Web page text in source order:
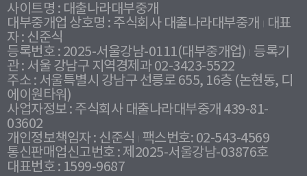
사이트명 : 대출나라대부중개
대부중개업 상호명 : 주식회사 대출나라대부중개
대표
자 : 신준식
등록번호 : 2025-서울강남-0111(대부중개업) 등록기
관 : 서울 강남구 지역경제과 02-3423-5522
주소 : 서울특별시 강남구 선릉로 655, 16층 (논현동, 디
에이원타워)
사업자정보 : 주식회사 대출나라대부중개 439-81-
03602
개인정보책임자 : 신준식
팩스번호: 02-543-4569
통신판매업신고번호 : 제2025-서울강남-03876호
대표번호 : 1599-9687